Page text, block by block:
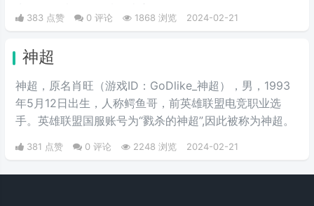
383 点赞 0 评论 1868 浏览 2024-02-21
神超
神超，原名肖旺（游戏ID：GoDlike_神超），男，1993
年5月12日出生，人称鳄鱼哥，前英雄联盟电竞职业选
手。英雄联盟国服账号为“戮杀的神超”,因此被称为神超。
381 点赞 0 评论 2248 浏览 2024-02-21